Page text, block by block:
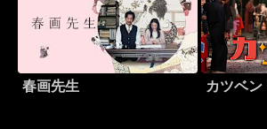
春画先生 カツベン